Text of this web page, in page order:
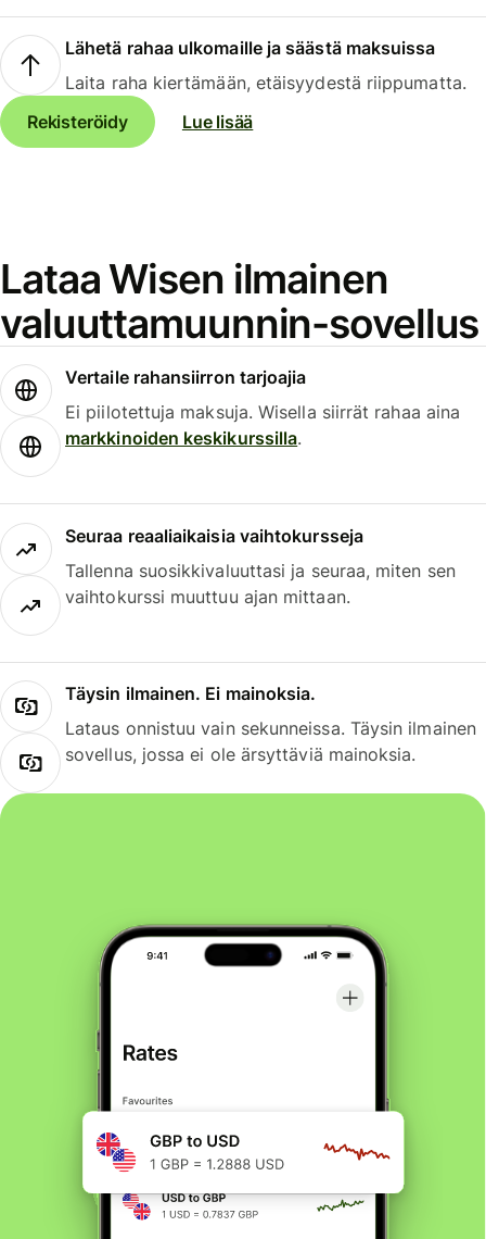
Lähetä rahaa ulkomaille ja säästä maksuissa
Laita raha kiertämään, etäisyydestä riippumatta.
Rekisteröidy
Lue lisää
Lataa Wisen ilmainen
valuuttamuunnin-sovellus
Vertaile rahansiirron tarjoajia
Ei piilotettuja maksuja. Wisella siirrät rahaa aina
markkinoiden keskikurssilla.
Seuraa reaaliaikaisia vaihtokursseja
Tallenna suosikkivaluuttasi ja seuraa, miten sen
vaihtokurssi muuttuu ajan mittaan.
Täysin ilmainen. Ei mainoksia.
Lataus onnistuu vain sekunneissa. Täysin ilmainen
sovellus, jossa ei ole ärsyttäviä mainoksia.